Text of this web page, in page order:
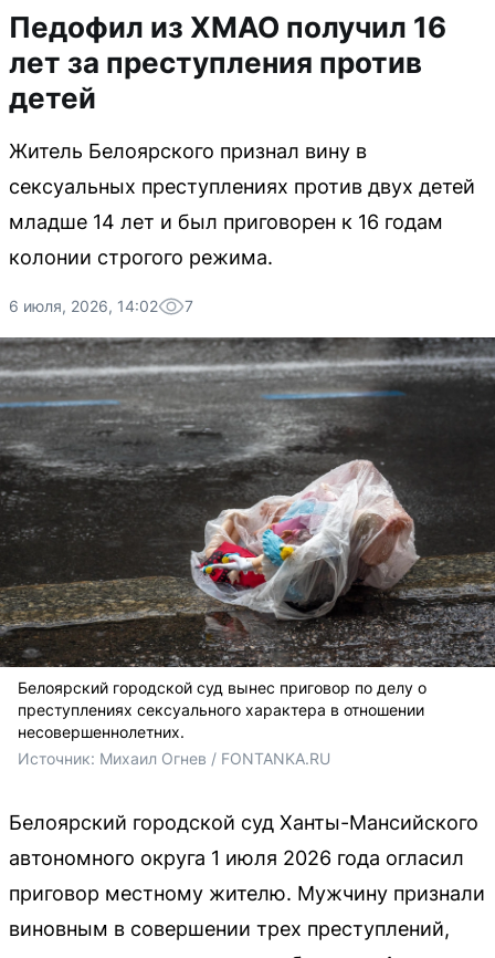
Педофил из ХМАО получил 16
лет за преступления против
детей
Житель Белоярского признал вину в
сексуальных преступлениях против двух детей
младше 14 лет и был приговорен к 16 годам
колонии строгого режима.
6 июля, 2026, 14:02 7
Белоярский городской суд вынес приговор по делу о
преступлениях сексуального характера в отношении
несовершеннолетних.
Источник: Михаил Огнев / FONTANKA.RU
Белоярский городской суд Ханты-Мансийского
автономного округа 1 июля 2026 года огласил
приговор местному жителю. Мужчину признали
виновным в совершении трех преступлений,